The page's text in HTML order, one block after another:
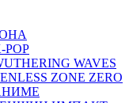
WAVES
ZONE ZERO